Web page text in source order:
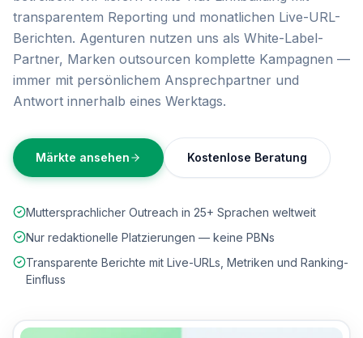
transparentem Reporting und monatlichen Live-URL-
Berichten. Agenturen nutzen uns als White-Label-
Partner, Marken outsourcen komplette Kampagnen —
immer mit persönlichem Ansprechpartner und
Antwort innerhalb eines Werktags.
Märkte ansehen Kostenlose Beratung
Muttersprachlicher Outreach in 25+ Sprachen weltweit
Nur redaktionelle Platzierungen — keine PBNs
Transparente Berichte mit Live-URLs, Metriken und Ranking-
Einfluss